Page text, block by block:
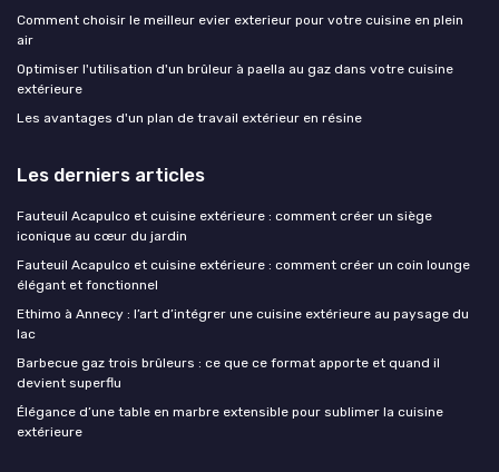
Comment choisir le meilleur evier exterieur pour votre cuisine en plein
air
Optimiser l'utilisation d'un brûleur à paella au gaz dans votre cuisine
extérieure
Les avantages d'un plan de travail extérieur en résine
Les derniers articles
Fauteuil Acapulco et cuisine extérieure : comment créer un siège
iconique au cœur du jardin
Fauteuil Acapulco et cuisine extérieure : comment créer un coin lounge
élégant et fonctionnel
Ethimo à Annecy : l’art d’intégrer une cuisine extérieure au paysage du
lac
Barbecue gaz trois brûleurs : ce que ce format apporte et quand il
devient superflu
Élégance d’une table en marbre extensible pour sublimer la cuisine
extérieure